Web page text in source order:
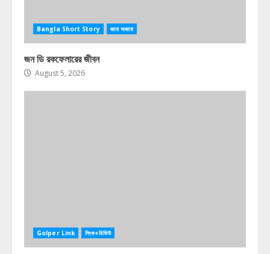
Bangla Short Story জানা অজানা
জন ডি রকফেলারের জীবন
August 5, 2026
Golper Link লিংক+রিভিউ